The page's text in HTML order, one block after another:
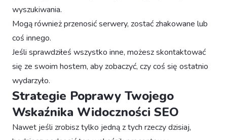
wyszukiwania.
Mogą również przenosić serwery, zostać zhakowane lub
coś innego.
Jeśli sprawdziłeś wszystko inne, możesz skontaktować
się ze swoim hostem, aby zobaczyć, czy coś się ostatnio
wydarzyło.
Strategie Poprawy Twojego
Wskaźnika Widoczności SEO
Nawet jeśli zrobisz tylko jedną z tych rzeczy dzisiaj,